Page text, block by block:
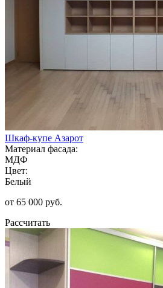
Шкаф-купе Азарот
Материал фасада:
МДФ
Цвет:
Белый
от 65 000 руб.
Рассчитать